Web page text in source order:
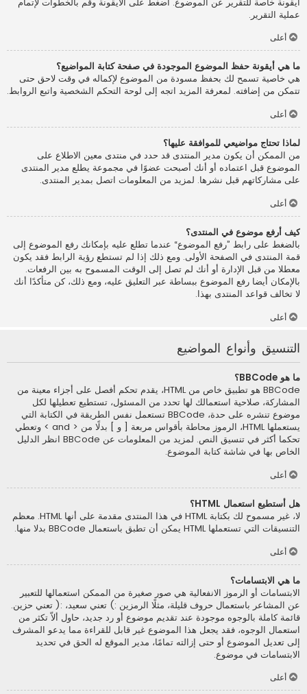
عملية التقرير.
أعلى
ما هي أيقونة حفظ الموضوع الموجودة في صفحة كتابة المواضيع؟
هي خاصية تسمح لك بحفظ مسودة من الموضوع لإكماله في وقت لاحق حتى
تتمكن من إضافته. لمعرفة المزيد اتجه إلى لوحة التحكم الشخصية واتبع الروابط.
أعلى
لماذا تحتاج مواضيعي للموافقة عليها؟
من الممكن أن يكون مدير المنتدى قد حدد في منتدى معين الاطلاع على
الموضوع قبل اعتماده أو أنك أصبحت عضوًا في مجموعة يطلع مدير المنتدى
على مشاركاتهم قبل نشرها. لمزيد من المعلومات اتصل بمدير المنتدى.
أعلى
كيف أرفع موضوع في المنتدى؟
بالضغط على رابط ”رفع الموضوع“ عندما تطلع عليه بإمكانك رفع الموضوع إلى
قمة المنتدى في الصفحة الأولى. ومع ذلك إذا لم تستطع رؤية الرابط فقد يكون
معطلا من قبل الإدارة أو أنك لم تصل إلى الوقت المسموح به بين الرفعات.
بالإمكان أيضا رفع الموضوع ببساطة عبر التعليق عليه، ومع ذلك، كن متأكدًا أنك
لا تخالف قواعد المنتدى بهذا.
أعلى
التنسيق وأنواع المواضيع
ما هو BBCode؟
BBCode هو تطبيق خاص من HTML، يقدم تحكم أفصل على أجزاء معينة من
المشاركة، صلاحية استعمالك لها تحدد من المسئول، تستطيع تعطيلها لكل
موضوع تنشره على حدة، BBCode تستعمل نفس الطريقة في الكتابة التي
يستعملها HTML، الرموز محاطة بأقواس مربعة [ و ] بدلًا من < and > وتعطي
تحكما أكثر في تنسيق النص. لمزيد من المعلومات عن BBCode انظر الدليل
الخاص بها في شاشة كتابة الموضوع.
أعلى
هل أستطيع استعمال HTML؟
لا، غير مسموح لك بكتابة HTML في هذا المنتدى مقدمة على أنها HTML. معظم
التنسيقات التي تستعملها HTML يمكن أن تطبق باستعمال BBCode بدلا منها.
أعلى
ما هي الابتسامات؟
الابتسامات أو الرموز الانفعالية هي صور صغيرة من الممكن استعمالها للتعبير
عن المشاعر باستعمال حروف قليلة، مثلًا الرمزين :) تعني سعيد، :( تعني حزين.
قائمة كاملة بالوجوه موجودة عند تقديم موضوع أو رد جديد، حاول ألاّ تكثر من
استعمال الوجوه، فقد يجعل هذا الموضوع غير قابل للقراءة مما يدعو المشرف
إلى تعديل الموضوع أو حتى إزالته تمامًا، مدير الموقع له الحق في تحديد
الابتسامات في موضوع.
أعلى